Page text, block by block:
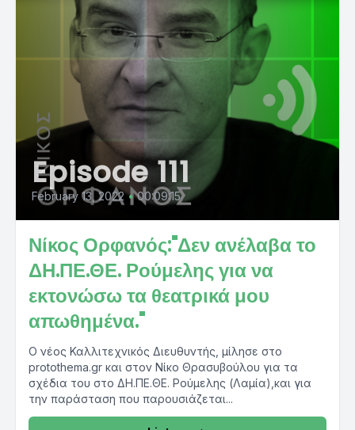
Episode 111
February 13, 2022 • 00:09:15
Νίκος Ορφανός:"Δεν ανέλαβα το
ΔΗ.ΠΕ.ΘΕ. Ρούμελης για να
εκτονώσω τα θεατρικά μου
απωθημένα."
Ο νέος Καλλιτεχνικός Διευθυντής, μίλησε στο
protothema.gr και στον Νίκο Θρασυβούλου για τα
σχέδια του στο ΔΗ.ΠΕ.ΘΕ. Ρούμελης (Λαμία),και για
την παράσταση που παρουσιάζεται...